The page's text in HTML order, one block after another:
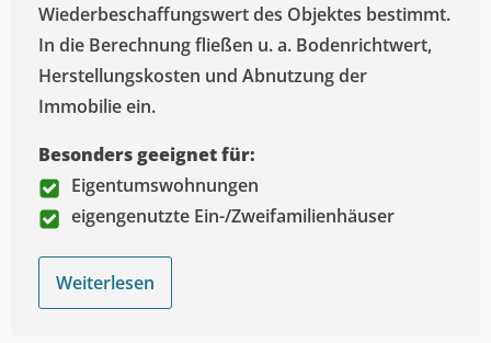
Wiederbeschaffungswert des Objektes bestimmt.
In die Berechnung fließen u. a. Bodenrichtwert,
Herstellungskosten und Abnutzung der
Immobilie ein.
Besonders geeignet für:
Eigentumswohnungen
eigengenutzte Ein-/Zweifamilienhäuser
Weiterlesen